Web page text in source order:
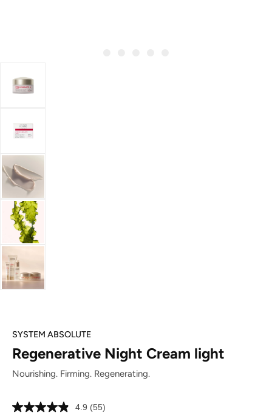
SYSTEM ABSOLUTE
Regenerative Night Cream light
Nourishing. Firming. Regenerating.
4.9 Read
(55)